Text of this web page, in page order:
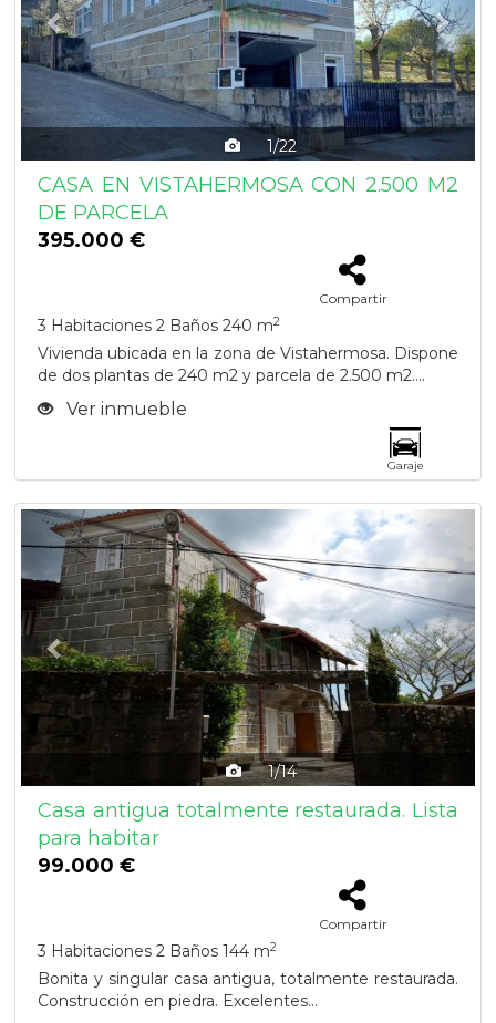
1/22
CASA EN VISTAHERMOSA CON 2.500 M2
DE PARCELA
395.000 €
Compartir
3 Habitaciones 2 Baños 240 m2
Vivienda ubicada en la zona de Vistahermosa. Dispone
de dos plantas de 240 m2 y parcela de 2.500 m2....
Ver inmueble
Garaje
1/14
Previous Next
Casa antigua totalmente restaurada. Lista
para habitar
99.000 €
Compartir
3 Habitaciones 2 Baños 144 m2
Bonita y singular casa antigua, totalmente restaurada.
Construcción en piedra. Excelentes...